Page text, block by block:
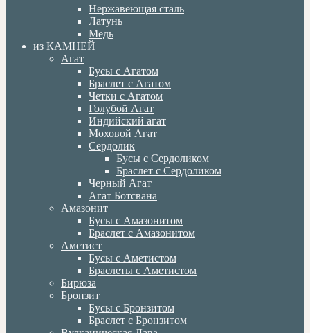
Нержавеющая сталь
Латунь
Медь
из КАМНЕЙ
Агат
Бусы с Агатом
Браслет с Агатом
Четки с Агатом
Голубой Агат
Индийский агат
Моховой Агат
Сердолик
Бусы с Сердоликом
Браслет с Сердоликом
Черный Агат
Агат Ботсвана
Амазонит
Бусы с Амазонитом
Браслет с Амазонитом
Аметист
Бусы с Аметистом
Браслеты с Аметистом
Бирюза
Бронзит
Бусы с Бронзитом
Браслет с Бронзитом